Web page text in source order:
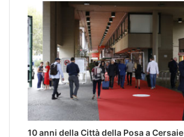
10 anni della Città della Posa a Cersaie